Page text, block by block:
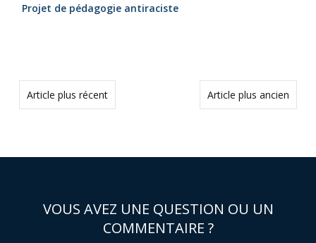
Projet de pédagogie antiraciste
Article plus ancien
Article plus récent
VOUS AVEZ UNE QUESTION OU UN
COMMENTAIRE ?